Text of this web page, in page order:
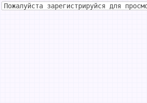
Пожалуйста зарегистрируйся для